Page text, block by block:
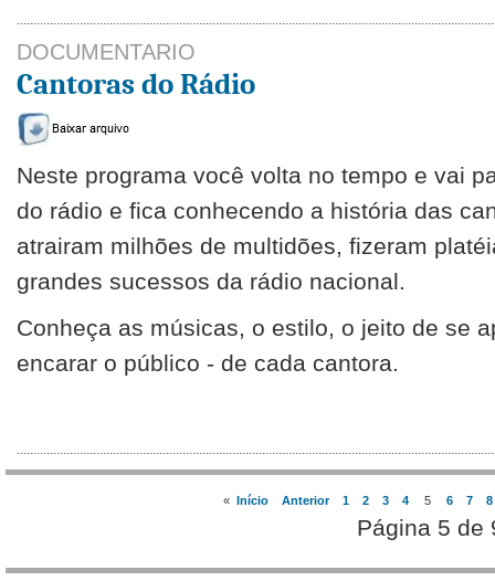
DOCUMENTARIO
Cantoras do Rádio
Neste programa você volta no tempo e vai
do rádio e fica conhecendo a história das
atrairam milhões de multidões, fizeram
grandes sucessos da rádio nacional.
Conheça as músicas, o estilo, o jeito de se
encarar o público - de cada cantora.
« Início Anterior 1 2 3 4 5 6 7 8
Página 5 de